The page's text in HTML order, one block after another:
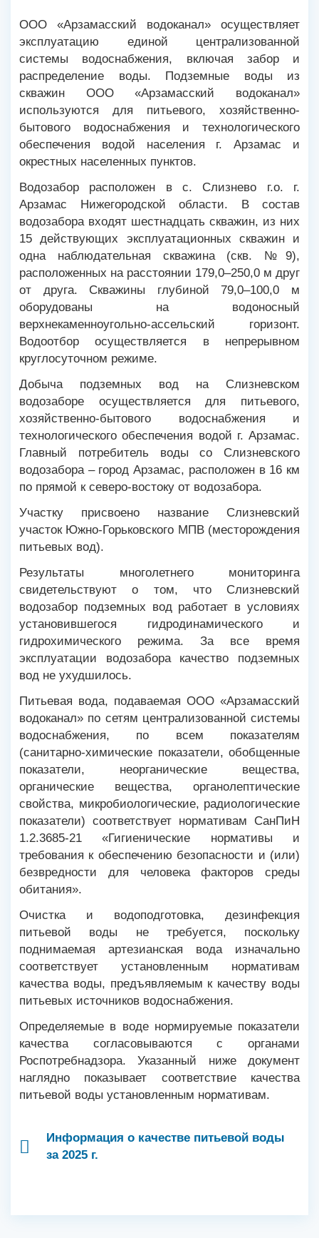
ООО «Арзамасский водоканал» осуществляет
эксплуатацию единой централизованной
системы водоснабжения, включая забор и
распределение воды. Подземные воды из
скважин ООО «Арзамасский водоканал»
используются для питьевого, хозяйственно-
бытового водоснабжения и технологического
обеспечения водой населения г. Арзамас и
окрестных населенных пунктов.
Водозабор расположен в с. Слизнево г.о. г.
Арзамас Нижегородской области. В состав
водозабора входят шестнадцать скважин, из них
15 действующих эксплуатационных скважин и
одна наблюдательная скважина (скв. №9),
расположенных на расстоянии 179,0–250,0 м друг
от друга. Скважины глубиной 79,0–100,0 м
оборудованы на водоносный
верхнекаменноугольно-ассельский горизонт.
Водоотбор осуществляется в непрерывном
круглосуточном режиме.
Добыча подземных вод на Слизневском
водозаборе осуществляется для питьевого,
хозяйственно-бытового водоснабжения и
технологического обеспечения водой г. Арзамас.
Главный потребитель воды со Слизневского
водозабора – город Арзамас, расположен в 16 км
по прямой к северо-востоку от водозабора.
Участку присвоено название Слизневский
участок Южно-Горьковского МПВ (месторождения
питьевых вод).
Результаты многолетнего мониторинга
свидетельствуют о том, что Слизневский
водозабор подземных вод работает в условиях
установившегося гидродинамического и
гидрохимического режима. За все время
эксплуатации водозабора качество подземных
вод не ухудшилось.
Питьевая вода, подаваемая ООО «Арзамасский
водоканал» по сетям централизованной системы
водоснабжения, по всем показателям
(санитарно-химические показатели, обобщенные
показатели, неорганические вещества,
органические вещества, органолептические
свойства, микробиологические, радиологические
показатели) соответствует нормативам СанПиН
1.2.3685-21 «Гигиенические нормативы и
требования к обеспечению безопасности и (или)
безвредности для человека факторов среды
обитания».
Очистка и водоподготовка, дезинфекция
питьевой воды не требуется, поскольку
поднимаемая артезианская вода изначально
соответствует установленным нормативам
качества воды, предъявляемым к качеству воды
питьевых источников водоснабжения.
Определяемые в воде нормируемые показатели
качества согласовываются с органами
Роспотребнадзора. Указанный ниже документ
наглядно показывает соответствие качества
питьевой воды установленным нормативам.
Информация о качестве питьевой воды
за 2025 г.